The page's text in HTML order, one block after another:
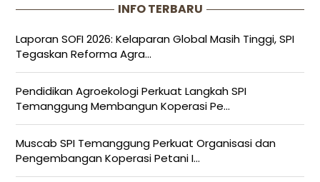
INFO TERBARU
Laporan SOFI 2026: Kelaparan Global Masih Tinggi, SPI
Tegaskan Reforma Agra...
Pendidikan Agroekologi Perkuat Langkah SPI
Temanggung Membangun Koperasi Pe...
Muscab SPI Temanggung Perkuat Organisasi dan
Pengembangan Koperasi Petani I...